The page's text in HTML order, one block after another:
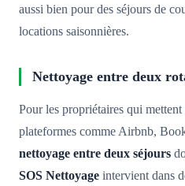
aussi bien pour des séjours de
locations saisonnières.
Nettoyage entre deux
Pour les propriétaires qui
plateformes comme Airbnb,
nettoyage entre deux séjours
SOS Nettoyage intervient dans